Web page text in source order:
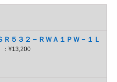
５３２－ＲＷＡ１ＰＷ－１Ｌ
¥13,200